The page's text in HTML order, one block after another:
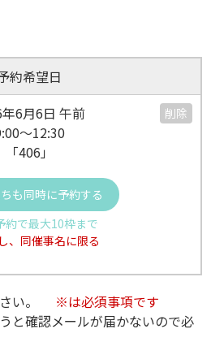
約希望日
6月6日 午前
～12:30
「406」
削除
も同時に予約する
約で最大10枠まで
、同催事名に限る
い。
※は必須事項です
と確認メールが届かないので必